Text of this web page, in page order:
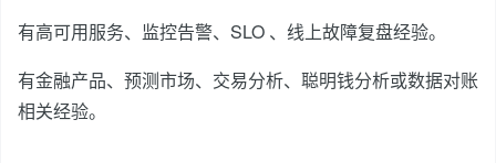
有高可用服务、监控告警、SLO 、线上故障复盘经验。
有金融产品、预测市场、交易分析、聪明钱分析或数据对账
相关经验。